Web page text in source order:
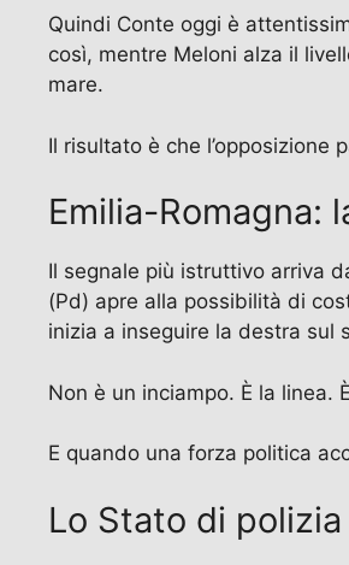
Quindi Conte oggi è
così, mentre Meloni alza il
mare.
Il risultato è che
Emilia-Romagna:
Il segnale più istruttivo arriva
(Pd) apre alla possibilità di
inizia a inseguire la destra sul
Non è un inciampo. È la linea.
E quando una forza politica
Lo Stato di